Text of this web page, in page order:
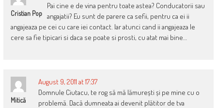
Cristian Pop
Pai cine e de vina pentru toate astea? Conducatorii sau
angajatii? Eu sunt de parere ca sefii, pentru ca ei ii
angajeaza pe cei cu care iei contact. Iar atunci cand ii angajeaza le
cere sa fie tipicari si daca se poate si prosti, cu atat mai bine…
Mitică
August 9, 2011 at 17:37
Domnule Ciutacu, te rog să mă lămurești și pe mine cu o
problemă. Dacă dumneata ai devenit plătitor de tva